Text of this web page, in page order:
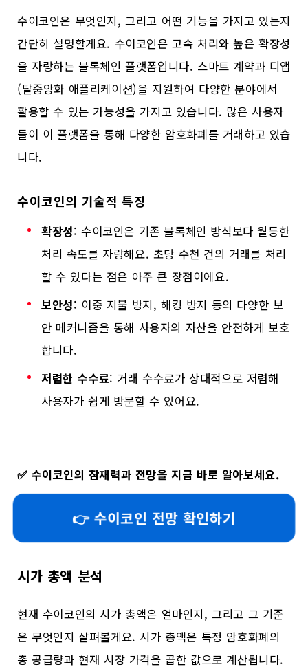
수이코인은 무엇인지, 그리고 어떤 기능을 가지고 있는지
간단히 설명할게요. 수이코인은 고속 처리와 높은 확장성
을 자랑하는 블록체인 플랫폼입니다. 스마트 계약과 디앱
(탈중앙화 애플리케이션)을 지원하여 다양한 분야에서
활용할 수 있는 가능성을 가지고 있습니다. 많은 사용자
들이 이 플랫폼을 통해 다양한 암호화폐를 거래하고 있습
니다.
수이코인의 기술적 특징
확장성: 수이코인은 기존 블록체인 방식보다 월등한
처리 속도를 자랑해요. 초당 수천 건의 거래를 처리
할 수 있다는 점은 아주 큰 장점이에요.
보안성: 이중 지불 방지, 해킹 방지 등의 다양한 보
안 메커니즘을 통해 사용자의 자산을 안전하게 보호
합니다.
저렴한 수수료: 거래 수수료가 상대적으로 저렴해
사용자가 쉽게 방문할 수 있어요.
✅ 수이코인의 잠재력과 전망을 지금 바로 알아보세요.
👉 수이코인 전망 확인하기
시가 총액 분석
현재 수이코인의 시가 총액은 얼마인지, 그리고 그 기준
은 무엇인지 살펴볼게요. 시가 총액은 특정 암호화폐의
총 공급량과 현재 시장 가격을 곱한 값으로 계산됩니다.